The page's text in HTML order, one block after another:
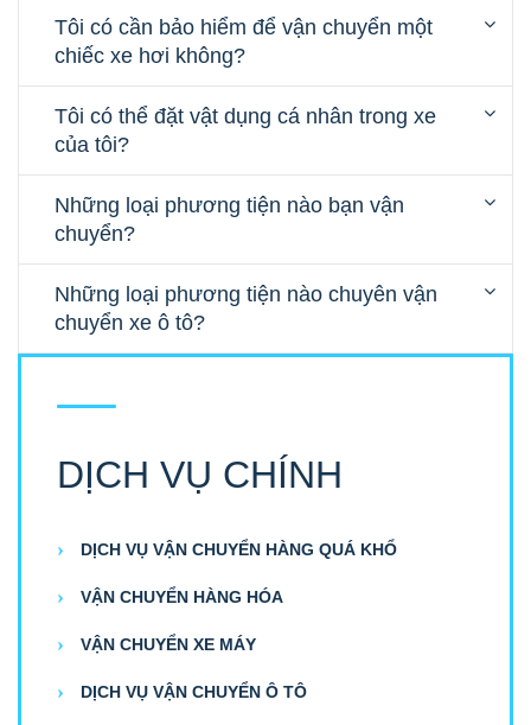
Tôi có cần bảo hiểm để vận chuyển một
chiếc xe hơi không?
Tôi có thể đặt vật dụng cá nhân trong xe
của tôi?
Những loại phương tiện nào bạn vận
chuyển?
Những loại phương tiện nào chuyên vận
chuyển xe ô tô?
DỊCH VỤ CHÍNH
DỊCH VỤ VẬN CHUYỂN HÀNG QUÁ KHỔ
VẬN CHUYỂN HÀNG HÓA
VẬN CHUYỂN XE MÁY
DỊCH VỤ VẬN CHUYỂN Ô TÔ